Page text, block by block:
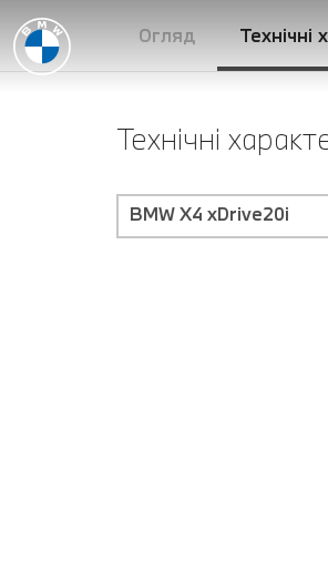
Огляд Технічні
Технічні
BMW X4 xDrive20i